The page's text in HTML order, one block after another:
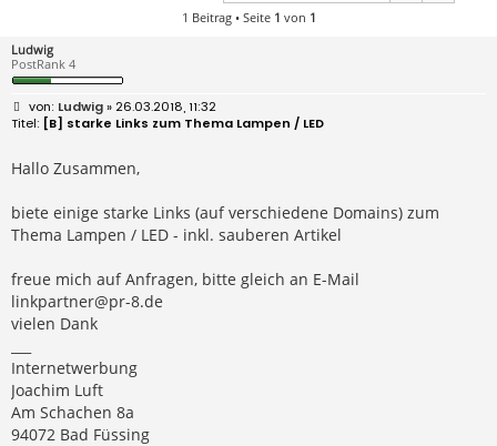
1 Beitrag • Seite 1 von 1
Ludwig
PostRank 4
B
e
i
r
a
Ludwig» 26.03.2018, 11:32
[B] starke Links zum Thema Lampen / LED
Hallo Zusammen,
biete einige starke Links (auf verschiedene Domains) zum
Thema Lampen / LED - inkl. sauberen Artikel
freue mich auf Anfragen, bitte gleich an E-Mail
linkpartner@pr-8.de
vielen Dank
Internetwerbung
Joachim Luft
Am Schachen 8a
94072 Bad Füssing